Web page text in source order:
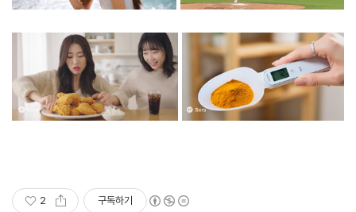
2 구독하기